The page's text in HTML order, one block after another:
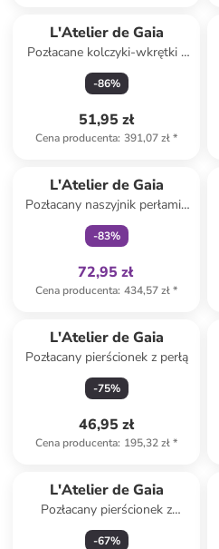
L'Atelier de Gaia
Pozłacane kolczyki-wkrętki z
perłami
-86%
51,95 zł
Cena producenta: 391,07 zł*
L'Atelier de Gaia
Pozłacany naszyjnik perłami i
cyrkoniami - dł. 50 cm
-83%
72,95 zł
Cena producenta: 434,57 zł*
L'Atelier de Gaia
Pozłacany pierścionek z perłą
-75%
46,95 zł
Cena producenta: 195,32 zł*
L'Atelier de Gaia
Pozłacany pierścionek z
tygrysim okiem
-67%